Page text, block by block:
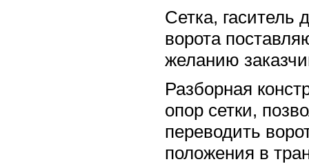
Сетка, гаситель
ворота
желанию
Разборная
опор сетки,
переводить
положения в